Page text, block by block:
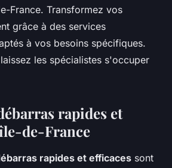
France. Transformez vos
grâce à des services
à vos besoins spécifiques.
les spécialistes s'occuper
rapides et
de-France
rapides et efficaces sont